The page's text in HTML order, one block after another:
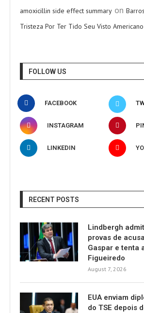
amoxicillin side effect summary on
Tristeza Por Ter Tido Seu Visto
FOLLOW US
FACEBOOK
INSTAGRAM
LINKEDIN
RECENT POSTS
Lindbergh
provas de
Gaspar e tenta
Figueiredo
August 7, 2026
EUA enviam
do TSE depois